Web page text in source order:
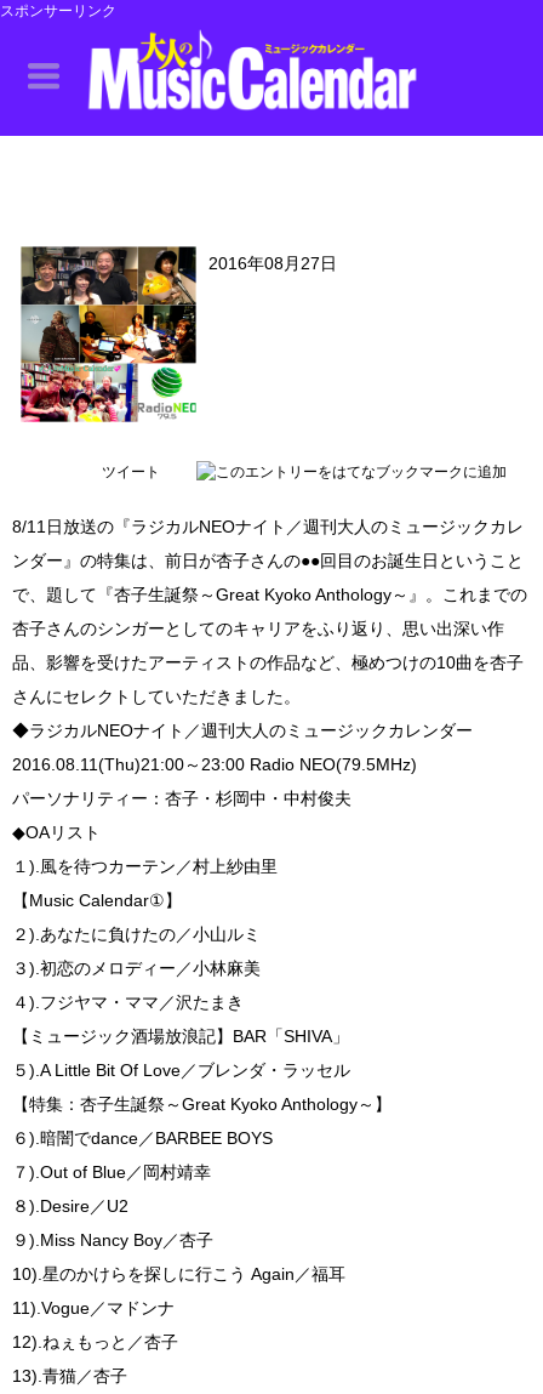
スポンサーリンク
2016年08月27日
ツイート
8/11日放送の『ラジカルNEOナイト／週刊大人のミュージックカレ
ンダー』の特集は、前日が杏子さんの●●回目のお誕生日ということ
で、題して『杏子生誕祭～Great Kyoko Anthology～』。これまでの
杏子さんのシンガーとしてのキャリアをふり返り、思い出深い作
品、影響を受けたアーティストの作品など、極めつけの10曲を杏子
さんにセレクトしていただきました。
◆ラジカルNEOナイト／週刊大人のミュージックカレンダー
2016.08.11(Thu)21:00～23:00 Radio NEO(79.5MHz)
パーソナリティー：杏子・杉岡中・中村俊夫
◆OAリスト
１).風を待つカーテン／村上紗由里
【Music Calendar①】
２).あなたに負けたの／小山ルミ
３).初恋のメロディー／小林麻美
４).フジヤマ・ママ／沢たまき
【ミュージック酒場放浪記】BAR「SHIVA」
５).A Little Bit Of Love／ブレンダ・ラッセル
【特集：杏子生誕祭～Great Kyoko Anthology～】
６).暗闇でdance／BARBEE BOYS
７).Out of Blue／岡村靖幸
８).Desire／U2
９).Miss Nancy Boy／杏子
10).星のかけらを探しに行こう Again／福耳
11).Vogue／マドンナ
12).ねぇもっと／杏子
13).青猫／杏子